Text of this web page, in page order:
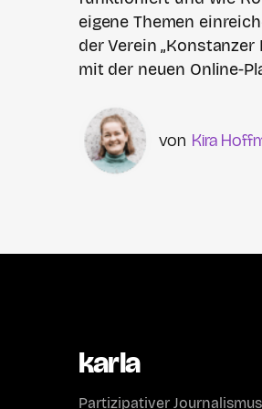
eigene Themen
der Verein „Konstanzer
mit der neuen Online-
Kira
karla
Partizipativer